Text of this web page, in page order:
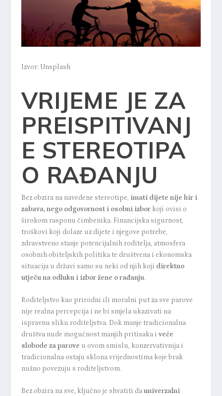
Izvor: Unsplash
VRIJEME JE ZA
PREISPITIVANJ
E STEREOTIPA
O RAĐANJU
Bez obzira na navedene stereotipe, imati dijete nije hir i
zabava, nego odgovornost i osobni izborkoji ovisi o
širokom rasponu čimbenika. Financijska sigurnost,
troškovi koji dolaze uz dijete i njegove potrebe,
zdravstveno stanje potencijalnih roditelja, atmosfera
osobnih obiteljskih politika te društvena i ekonomska
situacija u državi samo su neki od njih koji direktno
utječu na odluku i izbor žene o rađanju.
Roditeljstvo kao prirodni ili moralni put za sve parove
nije realna percepcija i ne bi smjela ukazivati na
ispravnu sliku roditeljstva. Dok manje tradicionalna
društva nude mogućnost manjih pritisaka i veće
slobode za parove u ovom smislu, konzervativnija i
tradicionalna ostaju sklona vrijednostima koje brak
nužno povezuju s roditeljstvom.
Bez obzira na sve, ključno je shvatiti dauniverzalni